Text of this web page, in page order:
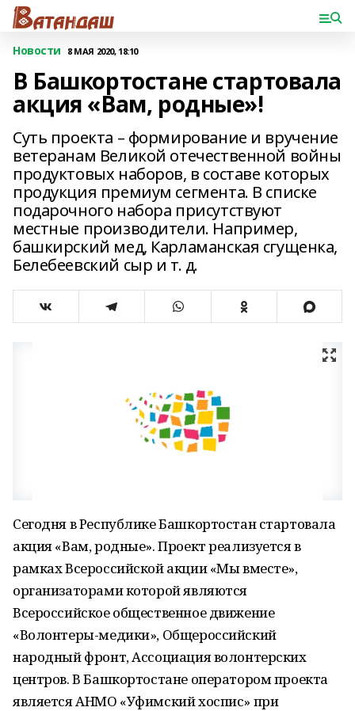
Новости 8 МАЯ 2020, 18:10
В Башкортостане стартовала
акция «Вам, родные»!
Суть проекта – формирование и вручение
ветеранам Великой отечественной войны
продуктовых наборов, в составе которых
продукция премиум сегмента. В списке
подарочного набора присутствуют
местные производители. Например,
башкирский мед, Карламанская сгущенка,
Белебеевский сыр и т. д.
Сегодня в Республике Башкортостан стартовала
акция «Вам, родные». Проект реализуется в
рамках Всероссийской акции «Мы вместе»,
организаторами которой являются
Всероссийское общественное движение
«Волонтеры-медики», Общероссийский
народный фронт, Ассоциация волонтерских
центров. В Башкортостане оператором проекта
является АНМО «Уфимский хоспис» при